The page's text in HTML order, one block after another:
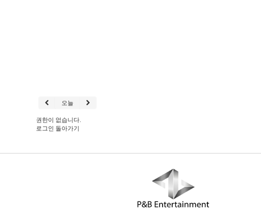
오늘
권한이 없습니다.
로그인 돌아가기